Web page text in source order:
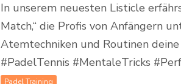
In unserem neuesten Listicle
Match,“ die Profis von Anfängern
Atemtechniken und Routinen
#PadelTennis #MentaleTricks
Padel Training